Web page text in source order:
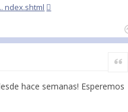
ndex.shtml
Citar
hace semanas! Esperemos